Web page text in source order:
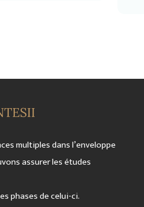
multiples dans l’enveloppe
assurer les études
phases de celui-ci.